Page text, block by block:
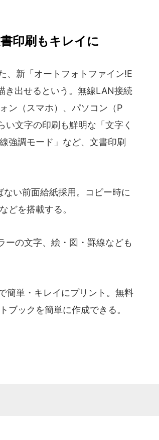
印刷もキレイに
、新「オートフォトファイン!E
き出せるという。無線LAN接続
ン（スマホ）、パソコン（P
文字の印刷も鮮明な「文字く
強調モード」など、文書印刷
い前面給紙採用。コピー時に
どを搭載する。
の文字、絵・図・罫線なども
簡単・キレイにプリント。無料
ブックを簡単に作成できる。